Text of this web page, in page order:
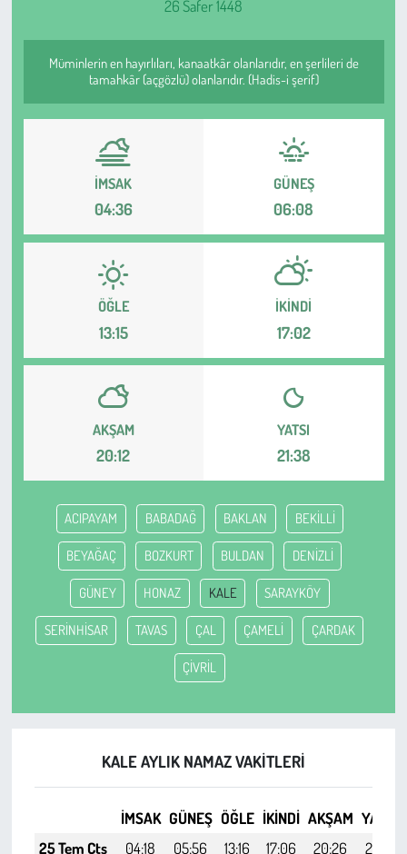
26 Safer 1448
Müminlerin en hayırlıları, kanaatkâr olanlarıdır, en şerlileri de
tamahkâr (açgözlü) olanlarıdır. (Hadis-i şerif)
İMSAK
04:36
GÜNEŞ
06:08
ÖĞLE
13:15
İKINDI
17:02
AKŞAM
20:12
YATSI
21:38
ACIPAYAM BABADAĞ BAKLAN BEKİLLİ
BEYAĞAÇ BOZKURT BULDAN DENİZLİ
GÜNEY HONAZ KALE SARAYKÖY
SERİNHİSAR TAVAS ÇAL ÇAMELİ ÇARDAK
ÇİVRİL
KALE AYLIK NAMAZ VAKITLERI
İMSAK GÜNEŞ ÖĞLE İKINDI AKŞAM YATSI
25 Tem Cts
04:18 05:56 13:16 17:06 20:26
21:58
Emek
Kültür Sanat
Bilim - Teknoloji
İnsan Hakları
Hayvan Hakları
Günün İçinden
Vefat İlanları
Tarih
Son Dakika